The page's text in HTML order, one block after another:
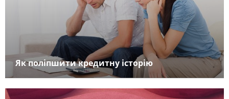
Як поліпшити кредитну історію